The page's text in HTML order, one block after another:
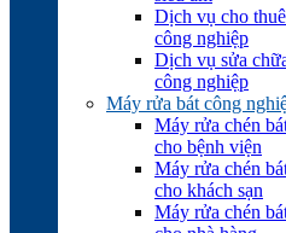
Dịch vụ cho
công nghiệp
Dịch vụ sửa
công nghiệp
Máy rửa bát công
Máy rửa chén
cho bệnh viện
Máy rửa chén
cho khách sạn
Máy rửa chén